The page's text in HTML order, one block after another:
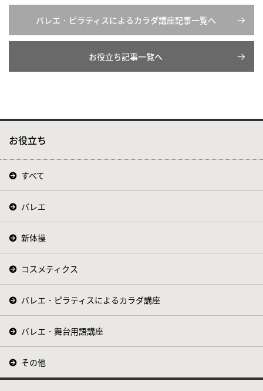
バレエ・ピラティスによるカラダ講座記事一覧へ
お役立ち記事一覧へ
お役立ち
すべて
バレエ
新体操
コスメティクス
バレエ・ピラティスによるカラダ講座
バレエ・舞台用語講座
その他